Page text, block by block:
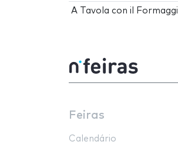
A Tavola con il
Feiras
Calendário